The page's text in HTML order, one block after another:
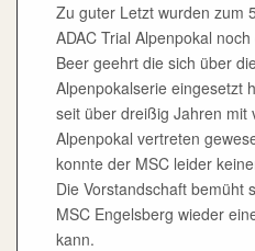
Zu guter Letzt wurden zum
ADAC Trial Alpenpokal
Beer geehrt die sich über
Alpenpokalserie eingesetzt
seit über dreißig Jahren mit
Alpenpokal vertreten
konnte der MSC leider
Die Vorstandschaft bemüht
MSC Engelsberg wieder
kann.